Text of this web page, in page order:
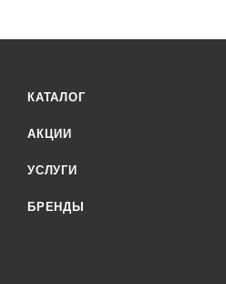
КАТАЛОГ
АКЦИИ
УСЛУГИ
БРЕНДЫ